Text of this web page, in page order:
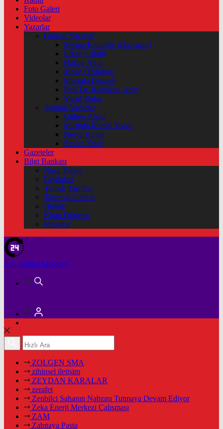
Foto Galeri
Videolar
Yazarlar
Güncel Yazarlar
Şeyma Karateke (Başyazar)
Erkan Çakıllı
Hakan Akın
Metin Özdoğan
Mustafa Düzenli
Prof Dr. Ramazan Abay
Yusuf Bolat
Ayrılan Yazarlar
Gülten Abacı
Mustafa Kemal Yonat
Neval Kütük
Şirvan Yüce
Gazeteler
Bilgi Bankası
Nasıl Yapılır
Faydaları
Yemek Tarifleri
Tarımsal Üretim
Hukuk
Kitap Dünyası
Mesajlar
Son dakika haberleri
ZOLGEN SMA
zihinsel iletişim
ZEYDAN KARALAR
zerafet
Zenbilci Sahanın Nabzını Tutmaya Devam Ediyor
Zeka Enerji Merkezi Çalışması
ZAM
Zabıtaya Pasta